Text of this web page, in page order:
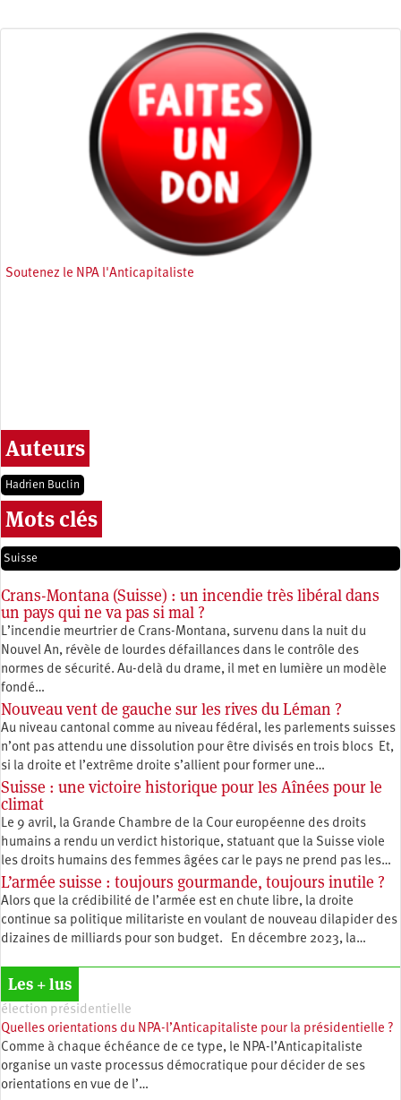
Soutenez le NPA l'Anticapitaliste
Auteurs
Hadrien Buclin
Mots clés
Suisse
Crans-Montana (Suisse) : un incendie très libéral dans
un pays qui ne va pas si mal ?
L’incendie meurtrier de Crans-Montana, survenu dans la nuit du
Nouvel An, révèle de lourdes défaillances dans le contrôle des
normes de sécurité. Au-delà du drame, il met en lumière un modèle
fondé…
Nouveau vent de gauche sur les rives du Léman ?
Au niveau cantonal comme au niveau fédéral, les parlements suisses
n’ont pas attendu une dissolution pour être divisés en trois blocs Et,
si la droite et l’extrême droite s’allient pour former une…
Suisse : une victoire historique pour les Aînées pour le
climat
Le 9 avril, la Grande Chambre de la Cour européenne des droits
humains a rendu un verdict historique, statuant que la Suisse viole
les droits humains des femmes âgées car le pays ne prend pas les…
L’armée suisse : toujours gourmande, toujours inutile ?
Alors que la crédibilité de l’armée est en chute libre, la droite
continue sa politique militariste en voulant de nouveau dilapider des
dizaines de milliards pour son budget. En décembre 2023, la…
Les + lus
élection présidentielle
Quelles orientations du NPA-l’Anticapitaliste pour la présidentielle ?
Comme à chaque échéance de ce type, le NPA-l’Anticapitaliste
organise un vaste processus démocratique pour décider de ses
orientations en vue de l’…